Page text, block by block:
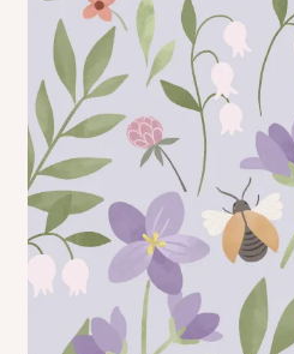
Surunvalittelu
Kreppipaperit
Jalovilla langat
Kirjonta
Alekortit ja -vihkot
Tarrat